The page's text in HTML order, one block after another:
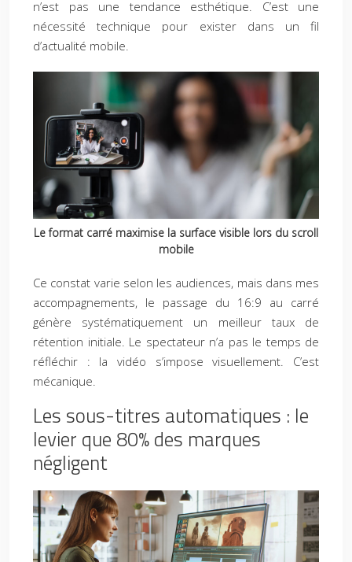
n’est pas une tendance esthétique. C’est une
nécessité technique pour exister dans un fil
d’actualité mobile.
Le format carré maximise la surface visible lors du scroll
mobile
Ce constat varie selon les audiences, mais dans mes
accompagnements, le passage du 16:9 au carré
génère systématiquement un meilleur taux de
rétention initiale. Le spectateur n’a pas le temps de
réfléchir : la vidéo s’impose visuellement. C’est
mécanique.
Les sous-titres automatiques : le
levier que 80% des marques
négligent